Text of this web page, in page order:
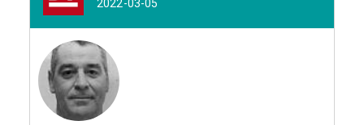
2022-03-05